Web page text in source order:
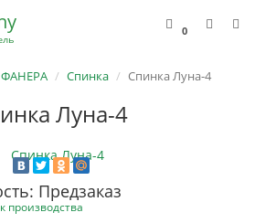
0
Спинка Спинка Луна-4
Луна-4
Предзаказ
производства